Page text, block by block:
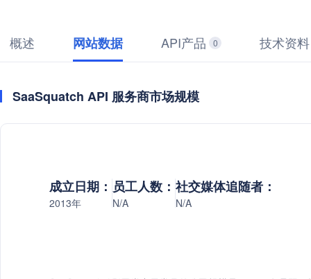
概述 网站数据 API产品 0 技术资料
SaaSquatch API 服务商市场规模
成立日期：
2013年
员工人数：
N/A
社交媒体追随者：
N/A